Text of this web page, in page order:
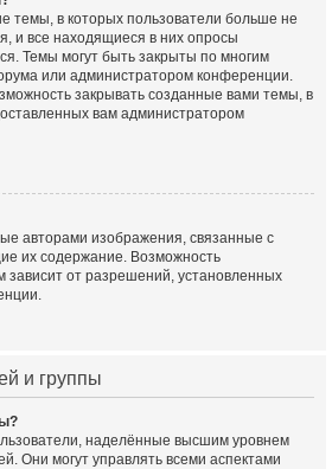
темы, в которых пользователи больше не
и все находящиеся в них опросы
Темы могут быть закрыты по многим
или администратором конференции.
закрывать созданные вами темы, в
вам администратором
авторами изображения, связанные с
их содержание. Возможность
зависит от разрешений, установленных
и группы
наделённые высшим уровнем
Они могут управлять всеми аспектами